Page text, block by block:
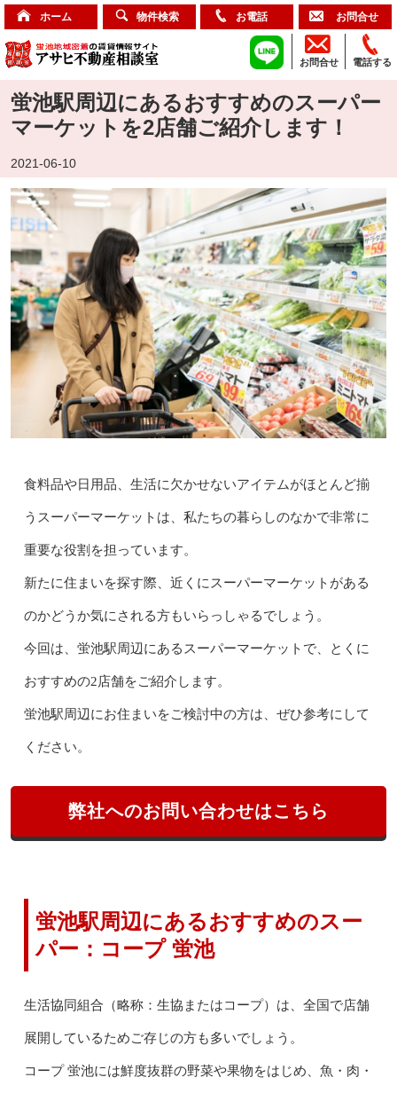
ホーム 物件検索 お電話 お問合せ
電話する
お問合せ
蛍池駅周辺にあるおすすめのスーパー
マーケットを2店舗ご紹介します！
2021-06-10
食料品や日用品、生活に欠かせないアイテムがほとんど揃
うスーパーマーケットは、私たちの暮らしのなかで非常に
重要な役割を担っています。
新たに住まいを探す際、近くにスーパーマーケットがある
のかどうか気にされる方もいらっしゃるでしょう。
今回は、蛍池駅周辺にあるスーパーマーケットで、とくに
おすすめの2店舗をご紹介します。
蛍池駅周辺にお住まいをご検討中の方は、ぜひ参考にして
ください。
弊社へのお問い合わせはこちら
蛍池駅周辺にあるおすすめのスー
パー：コープ 蛍池
生活協同組合（略称：生協またはコープ）は、全国で店舗
展開しているためご存じの方も多いでしょう。
コープ 蛍池には鮮度抜群の野菜や果物をはじめ、魚・肉・